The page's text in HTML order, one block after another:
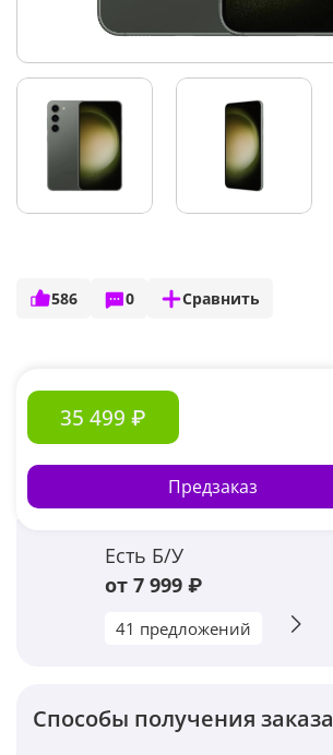
586 0 Сравнить
35 499 ₽
Предзаказ
Есть Б/У
от 7 999 ₽
41 предложений
Способы получения заказа